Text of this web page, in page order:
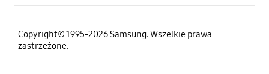
Copyright© 1995-2026 Samsung. Wszelkie prawa
zastrzeżone.